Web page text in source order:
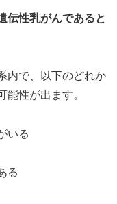
伝性乳がんであると
内で、以下のどれか
能性が出ます。
いる
る